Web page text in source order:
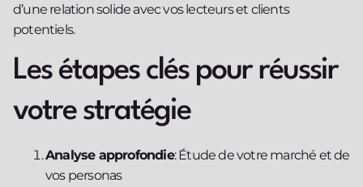
d’une relation solide avec vos lecteurs et clients
potentiels.
Les étapes clés pour réussir
votre stratégie
Analyse approfondie: Étude de votre marché et de
vos personas